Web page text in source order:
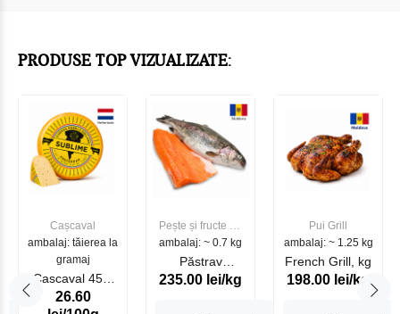
PRODUSE TOP VIZUALIZATE:
Cașcaval
ambalaj: tăierea la
gramaj
Cascaval 45%
Maasdam
26.60
Pește și fructe de
mare
ambalaj: ~ 0.7 kg
Păstrav
Somonat
235.00 lei/kg
Pui Grill
ambalaj: ~ 1.25 kg
French Grill, kg
198.00 lei/kg